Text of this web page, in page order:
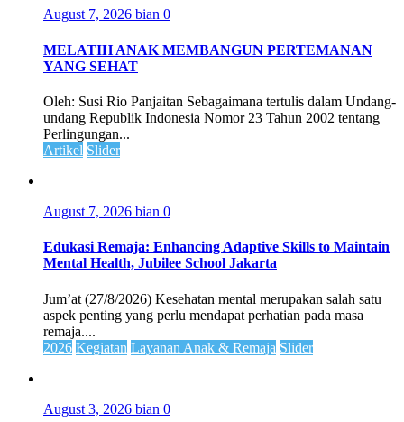
August 7, 2026 bian 0
MELATIH ANAK MEMBANGUN PERTEMANAN
YANG SEHAT
Oleh: Susi Rio Panjaitan Sebagaimana tertulis dalam Undang-
undang Republik Indonesia Nomor 23 Tahun 2002 tentang
Perlingungan...
Artikel Slider
August 7, 2026 bian 0
Edukasi Remaja: Enhancing Adaptive Skills to Maintain
Mental Health, Jubilee School Jakarta
Jum’at (27/8/2026) Kesehatan mental merupakan salah satu
aspek penting yang perlu mendapat perhatian pada masa
remaja....
2026 Kegiatan Layanan Anak & Remaja Slider
August 3, 2026 bian 0